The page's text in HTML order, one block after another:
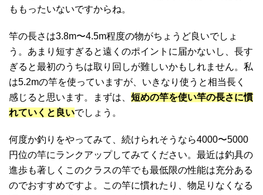
ももったいないですからね。
竿の長さは3.8m〜4.5m程度の物がちょうど良いでしょ
う。あまり短すぎると遠くのポイントに届かないし、長す
ぎると最初のうちは取り回しが難しいかもしれません。私
は5.2mの竿を使っていますが、いきなり使うと相当長く
感じると思います。まずは、 短めの竿を使い竿の長さに慣
れていくと良いでしょう。
何度か釣りをやってみて、続けられそうなら4000〜5000
円位の竿にランクアップしてみてください。最近は釣具の
進歩も著しくこのクラスの竿でも最低限の性能は充分ある
のでおすすめですよ。この竿に慣れたり、物足りなくなる